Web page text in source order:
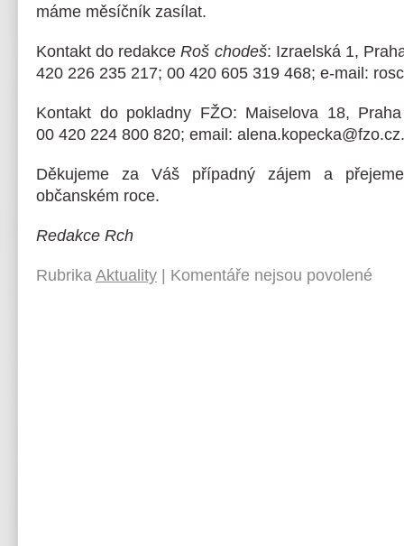
máme měsíčník zasílat.
Kontakt do redakceRoš chodeš: Izraelská 1,
420 226 235 217; 00 420 605 319 468; e-mail:
Kontakt do pokladny FŽO: Maiselova 18,
00 420 224 800 820; email: alena.kopecka@fzo.cz.
Děkujeme za Váš případný zájem a
občanském roce.
Redakce Rch
Rubrika Aktuality Komentáře nejsou povolené